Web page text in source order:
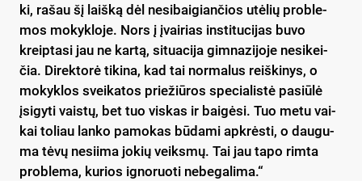
ki, ra­šau šį laiš­ką dėl ne­si­bai­gian­čios utė­lių pro­ble­
mos mo­kyk­lo­je. Nors į įvai­rias ins­ti­tu­ci­jas bu­vo
kreip­ta­si jau ne kar­tą, si­tua­ci­ja gim­na­zi­jo­je ne­si­kei­
čia. Di­rek­to­rė ti­ki­na, kad tai nor­ma­lus reiš­ki­nys, o
mo­kyk­los svei­ka­tos prie­žiū­ros spe­cia­lis­tė pa­siū­lė
įsi­gy­ti vais­tų, bet tuo vis­kas ir bai­gė­si. Tuo me­tu vai­
kai to­liau lan­ko pa­mo­kas bū­da­mi ap­krės­ti, o dau­gu­
ma tė­vų ne­sii­ma jo­kių veiks­mų. Tai jau ta­po rim­ta
pro­ble­ma, ku­rios ig­no­ruo­ti ne­be­ga­li­ma.“